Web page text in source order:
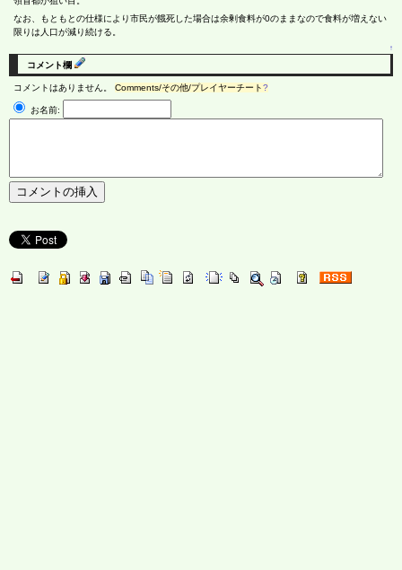
なお、もともとの仕様により市民が餓死した場合は余剰食料が0のままなので食料が増えない
限りは人口が減り続ける。
↑
コメント欄
コメントはありません。 Comments/その他/プレイヤーチート?
お名前: